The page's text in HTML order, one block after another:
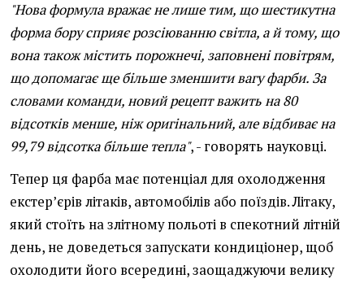
"Нова формула вражає не лише тим, що шестикутна
форма бору сприяє розсіюванню світла, а й тому, що
вона також містить порожнечі, заповнені повітрям,
що допомагає ще більше зменшити вагу фарби. За
словами команди, новий рецепт важить на 80
відсотків менше, ніж оригінальний, але відбиває на
99,79 відсотка більше тепла", - говорять науковці.
Тепер ця фарба має потенціал для охолодження
екстер’єрів літаків, автомобілів або поїздів. Літаку,
який стоїть на злітному польоті в спекотний літній
день, не доведеться запускати кондиціонер, щоб
охолодити його всередині, заощаджуючи велику